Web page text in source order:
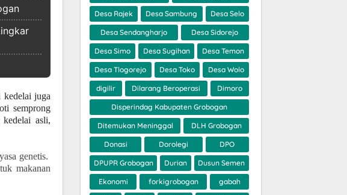
kedelai juga
semprong
asli,
genetis.
makanan
Desa Rajek Desa Sambung Desa Selo
Desa Sendangharjo Desa Sidorejo
Desa Simo Desa Sugihan Desa Temon
Desa Tlogorejo Desa Toko Desa Wolo
digilir Dilarang Beroperasi Dimoro
Disperindag Kabupaten Grobogan
Ditemukan Meninggal DLH Grobogan
Donasi Dorolegi DPO
DPUPR Grobogan Durian Dusun Semen
Ekonomi forkigrobogan gabah